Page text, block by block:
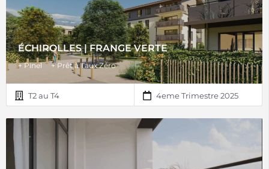
ÉCHIROLLES | FRANGE VERTE
+ Pinel + Prêt à Taux Zéro
T2 au T4 4eme Trimestre 2025